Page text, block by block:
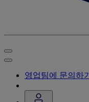
영업팀에 문의하기